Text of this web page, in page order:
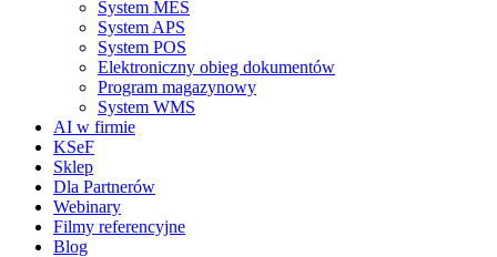
System MES
System APS
System POS
Elektroniczny obieg dokumentów
Program magazynowy
System WMS
AI w firmie
KSeF
Sklep
Dla Partnerów
Webinary
Filmy referencyjne
Blog